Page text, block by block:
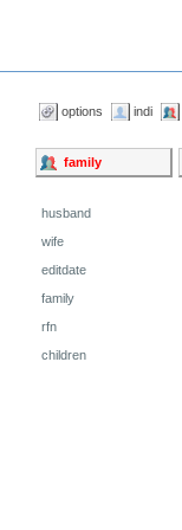
options indi
family
husband
wife
editdate
family
rfn
children